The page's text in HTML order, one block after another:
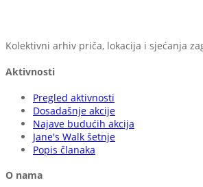
Kolektivni arhiv priča, lokacija i sjećanja
Aktivnosti
Pregled aktivnosti
Dosadašnje akcije
Najave budućih akcija
Jane's Walk šetnje
Popis članaka
O nama